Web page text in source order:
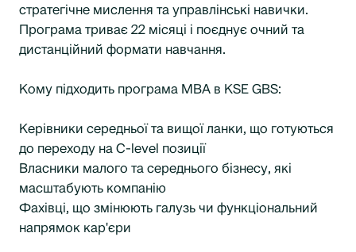
стратегічне мислення та управлінські навички.
Програма триває 22 місяці і поєднує очний та
дистанційний формати навчання.
Кому підходить програма МВА в KSE GBS:
Керівники середньої та вищої ланки, що готуються
до переходу на C-level позиції
Власники малого та середнього бізнесу, які
масштабують компанію
Фахівці, що змінюють галузь чи функціональний
напрямок кар'єри